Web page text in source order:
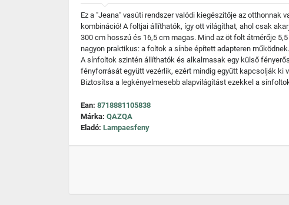
Ez a "Jeana" vasúti rendszer valódi kiegészítője az otthonnak
kombináció! A foltjai állíthatók, így ott világíthat, ahol csak
300 cm hosszú és 16,5 cm magas. Mind az öt folt átmérője
nagyon praktikus: a foltok a sínbe épített adapteren
A sínfoltok szintén állíthatók és alkalmasak egy külső
fényforrását együtt vezérlik, ezért mindig együtt kapcsolják ki
Biztosítsa a legkényelmesebb alapvilágítást ezekkel a
Ean: 8718881105838
Márka: QAZQA
Eladó: Lampaesfeny